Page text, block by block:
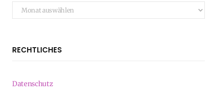
Archiv
RECHTLICHES
Datenschutz